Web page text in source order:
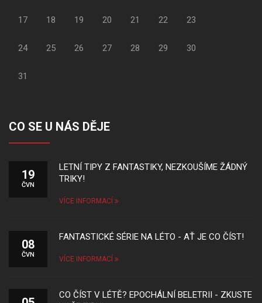
17 18 19 20 21 22 23
24 25 26 27 28 29 30
31
CO SE U NÁS DĚJE
19
ČVN
LETNÍ TIPY Z FANTASTIKY, NEZKOUŠÍME ŽÁDNÝ
TRIKY!
VÍCE INFORMACÍ
08
ČVN
FANTASTICKÉ SÉRIE NA LÉTO - AŤ JE CO ČÍST!
VÍCE INFORMACÍ
CO ČÍST V LÉTĚ? EPOCHÁLNÍ BELETRII - ZKUSTE